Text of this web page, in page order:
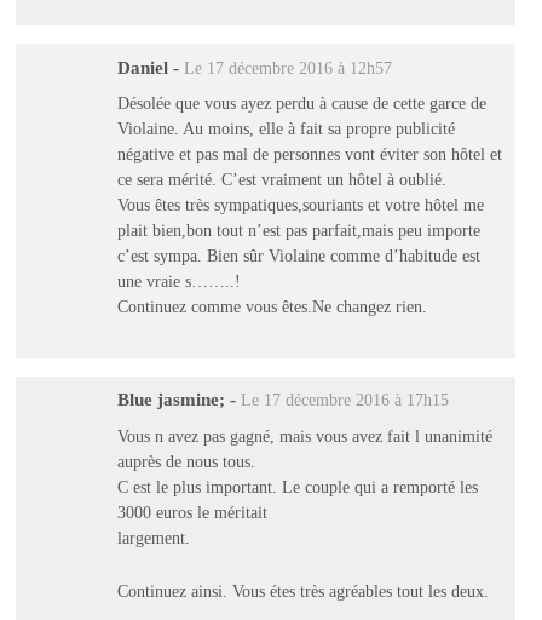
Daniel - Le 17 décembre 2016 à 12h57
Désolée que vous ayez perdu à cause de cette garce de
Violaine. Au moins, elle à fait sa propre publicité
négative et pas mal de personnes vont éviter son hôtel et
ce sera mérité. C’est vraiment un hôtel à oublié.
Vous êtes très sympatiques,souriants et votre hôtel me
plait bien,bon tout n’est pas parfait,mais peu importe
c’est sympa. Bien sûr Violaine comme d’habitude est
une vraie s……..!
Continuez comme vous êtes.Ne changez rien.
Blue jasmine; - Le 17 décembre 2016 à 17h15
Vous n avez pas gagné, mais vous avez fait l unanimité
auprès de nous tous.
C est le plus important. Le couple qui a remporté les
3000 euros le méritait
largement.
Continuez ainsi. Vous étes très agréables tout les deux.